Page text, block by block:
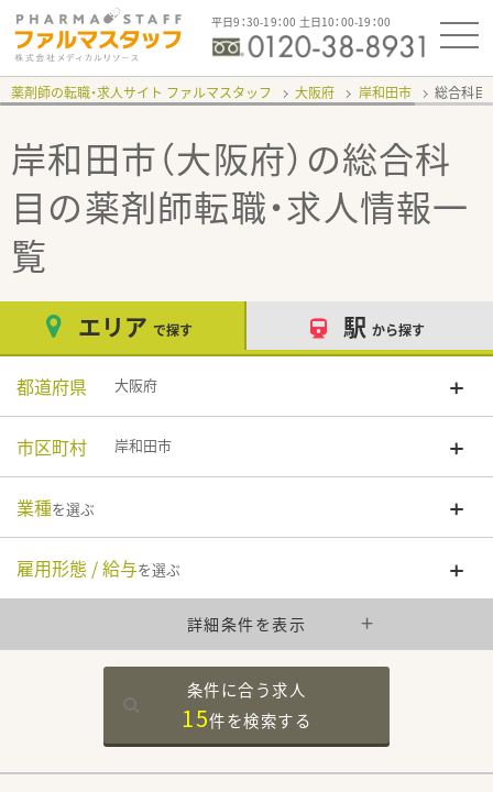
平日9：30-19：00 土日10：00-19：00
薬剤師の転職・求人サイト ファルマスタッフ 大阪府 岸和田市 総合科目
岸和田市（大阪府）の総合科
目の薬剤師転職・求人情報一
覧
エリア で探す 駅 から探す
都道府県 大阪府
市区町村 岸和田市
業種を選ぶ
雇用形態 / 給与を選ぶ
詳細条件を表示
条件に合う求人
15件を検索する